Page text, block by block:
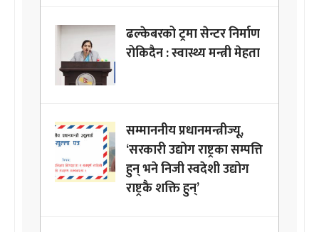
ढल्केबरको ट्रमा सेन्टर निर्माण
रोकिदैन : स्वास्थ्य मन्त्री मेहता
सम्माननीय प्रधानमन्त्रीज्यू,
‘सरकारी उद्योग राष्ट्रका सम्पत्ति
हुन् भने निजी स्वदेशी उद्योग
राष्ट्रकै शक्ति हुन्’